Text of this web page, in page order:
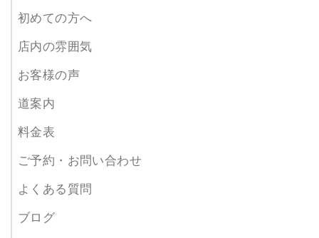
初めての方へ
店内の雰囲気
お客様の声
道案内
料金表
ご予約・お問い合わせ
よくある質問
ブログ